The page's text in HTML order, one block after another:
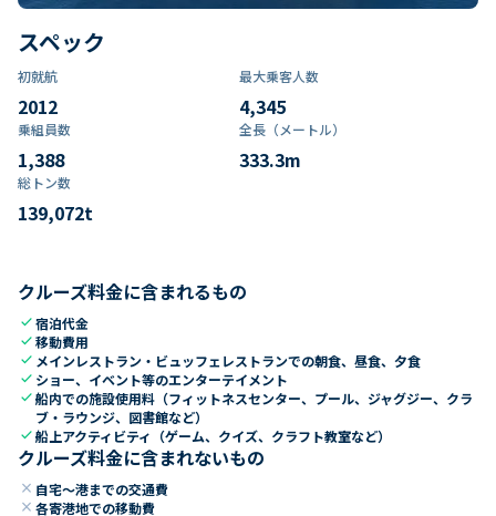
スペック
初就航
2012
最大乗客人数
4,345
乗組員数​
1,388
全長（メートル）
333.3m
総トン数​
139,072t
クルーズ料金に含まれるもの
check宿泊代金
check移動費用
check メインレストラン・ビュッフェレストランでの朝食、昼食、夕食
check ショー、イベント等のエンターテイメント
check船内での施設使用料（フィットネスセンター、プール、ジャグジー、クラ
ブ・ラウンジ、図書館など）
check船上アクティビティ（ゲーム、クイズ、クラフト教室など）
クルーズ料金に含まれないもの
close 自宅～港までの交通費
close 各寄港地での移動費